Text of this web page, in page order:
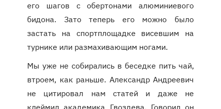
его шагов с обертонами алюминиевого
бидона. Зато теперь его можно было
застать на спортплощадке висевшим на
турнике или размахивающим ногами.
Мы уже не собирались в беседке пить чай,
втроем, как раньше. Александр Андреевич
не цитировал нам статей и даже не
клеймил академика Гвоздева. Говорил он